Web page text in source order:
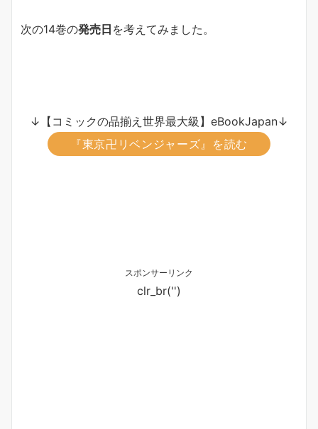
次の14巻の発売日 を考えてみました。
↓【コミックの品揃え世界最大級】eBookJapan↓
『東京卍リベンジャーズ』を読む
スポンサーリンク
clr_br('')